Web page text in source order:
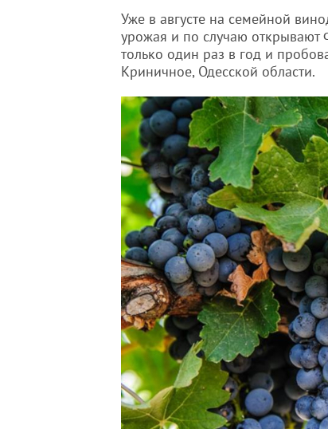
Уже в августе на семейной
урожая и по случаю открывают
только один раз в год и
Криничное, Одесской области.